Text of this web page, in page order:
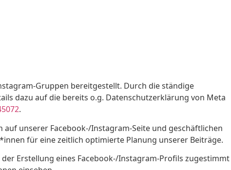
Gruppen bereitgestellt. Durch die ständige
dazu auf die bereits o.g. Datenschutzerklärung von Meta
.
unserer Facebook-/Instagram-Seite und geschäftlichen
für eine zeitlich optimierte Planung unserer Beiträge.
Erstellung eines Facebook-/Instagram-Profils zugestimmt